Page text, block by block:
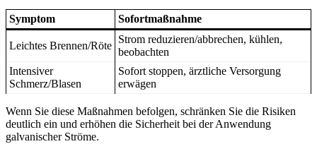
Symptom Sofortmaßnahme
Leichtes⁣ Brennen/Röte
Strom reduzieren/abbrechen, kühlen,
beobachten
Intensiver
Schmerz/Blasen
Sofort stoppen, ärztliche Versorgung
erwägen
Wenn ⁢Sie diese Maßnahmen⁢ befolgen, schränken Sie die Risiken
deutlich ein und⁤ erhöhen die Sicherheit bei der Anwendung
galvanischer Ströme.